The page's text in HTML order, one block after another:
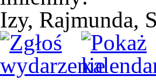
Izy, Rajmunda,